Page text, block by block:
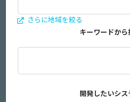
さらに地域を絞る
キーワードから
開発したいシス